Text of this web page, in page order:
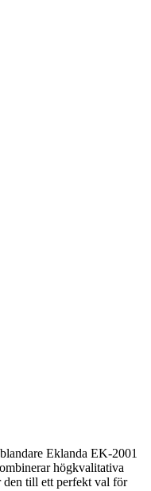
Eklanda EK-2001
högkvalitativa
den till ett perfekt val för